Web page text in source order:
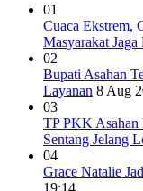
01
Cuaca Ekstrem,
Masyarakat
02
Bupati Asahan
Layanan 8 Aug
03
TP PKK
Sentang Jelang
04
Grace Natalie
19:14